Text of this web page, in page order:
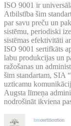
ISO 9001 ir
Atbilstība šim
par savu preču un
sistēmu, periodiski
sistēmas efektivitāti
ISO 9001 sertifkāts
labu produkcijas un
ražošanas un
šim standartam, SIA
uzticamu
Augsta līmeņa
nodrošināt ikviena